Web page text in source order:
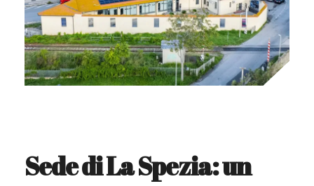
Sede di La Spezia: un